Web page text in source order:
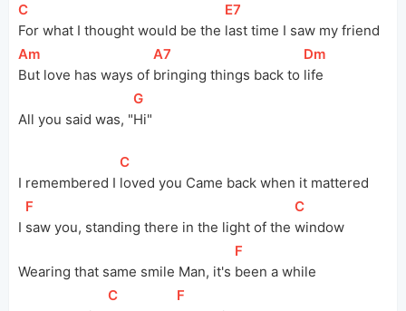
[
C
For what I thought would be the
[E7
last time I saw my friend
[
Am
But love has ways of
[
A7
bringing things back to
[Dm
life
All you said was, "
[
G
Hi"
I remembered I
[
C
loved you Came back when it mattered
I
[F
saw you, standing there in the light of the
[
C
window
Wearing that same smile Man, it's
[F
been a while
[
C [F